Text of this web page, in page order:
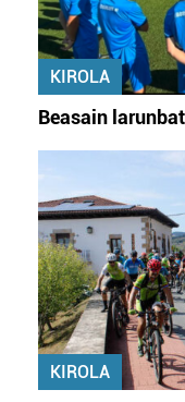
KIROLA
Beasain
KIROLA